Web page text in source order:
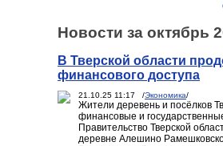
Новости за октябрь
В Тверской области
финансового доступа
21.10.25 11:17 /Экономика/
Жители деревень и посёлков
финансовые и
Правительство Тверской
деревне Алешино